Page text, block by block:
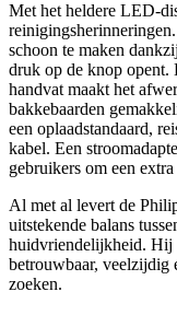
Met het heldere LED-
schoon te maken
druk op de knop opent.
handvat maakt het
bakkebaarden
een oplaadstandaard,
kabel. Een
gebruikers om een
Al met al levert de
uitstekende balans
huidvriendelijkheid. Hij
betrouwbaar, veelzijdig
zoeken.